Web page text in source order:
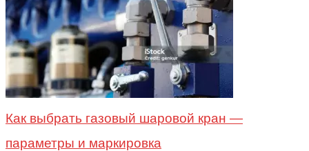
Как выбрать газовый шаровой кран —
параметры и маркировка